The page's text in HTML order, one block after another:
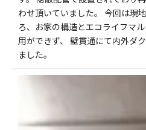
わせ頂いていました。 今回は現
ろ、お家の構造とエコライフマ
用ができず、 壁貫通にて内外ダ
ました。